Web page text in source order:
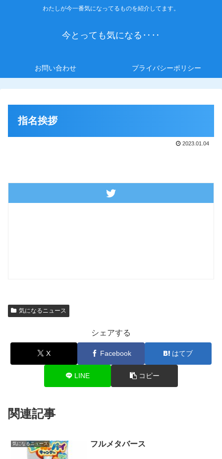
わたしが今一番気になってるものを紹介してます。
今とっても気になる‥‥
お問い合わせ プライバシーポリシー
指名挨拶
2023.01.04
気になるニュース
シェアする
X Facebook はてブ
LINE コピー
関連記事
気になるニュース フルメタバース